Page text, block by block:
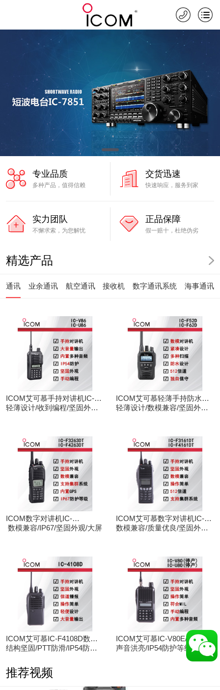
专业品质
多种产品，值得信赖
交货迅速
快速响应，服务到家
实力团队
不懈求索，为您解忧
正品保障
假一赔十，杜绝伪劣
精选产品
通讯 业余通讯 航空通讯 接收机 数字通讯系统 海事通讯
ICOM艾可慕手持对讲机IC-
V86/U86
轻薄设计/收到编程/坚固外观/
ICOM艾可慕轻薄手持防水对
讲机IC-F52D
轻薄设计/数模兼容/坚固外观/
ICOM数字对讲机IC-
F3263DT/IC-F4263DT
数模兼容/IP67/坚固外观/大屏
ICOM艾可慕数字对讲机IC-
F3161D IC-F4161D
数模兼容/质量优良/坚固外观/
ICOM艾可慕IC-F4108D数字
对讲机
结构坚固/PTT防滑/IP54防护/
ICOM艾可慕IC-V80E/IC-
U80E手持对讲机（停产）
声音洪亮/IP54防护等级/手动
推荐视频